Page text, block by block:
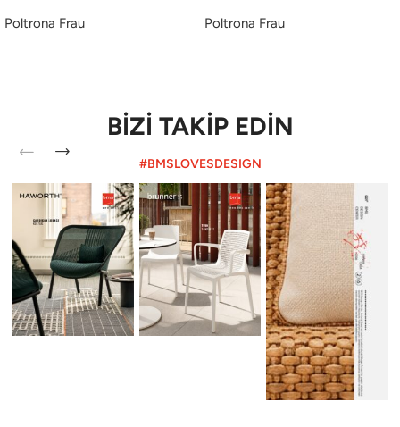
Poltrona Frau Poltrona Frau
BİZİ TAKİP EDİN
#BMSLOVESDESIGN